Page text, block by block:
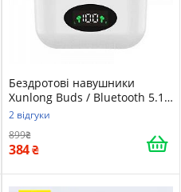
Бездротові навушники
Xunlong Buds / Bluetooth 5.1 /
Вологозахист IPX6 / До 24
годин роботи від кейса / Білі
2 відгуки
899
384